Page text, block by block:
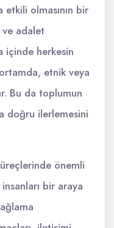
olmasının bir
adalet
içinde herkesin
etnik veya
Bu da toplumun
doğru ilerlemesini
önemli
bir araya